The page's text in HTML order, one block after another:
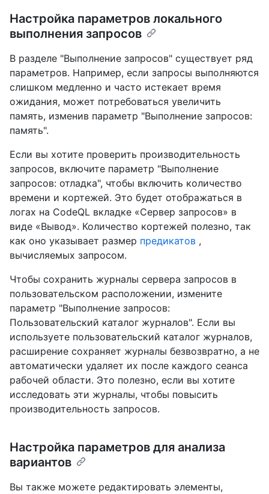
Настройка параметров локального
выполнения запросов
В разделе "Выполнение запросов" существует ряд
параметров. Например, если запросы выполняются
слишком медленно и часто истекает время
ожидания, может потребоваться увеличить
память, изменив параметр "Выполнение запросов:
память".
Если вы хотите проверить производительность
запросов, включите параметр "Выполнение
запросов: отладка", чтобы включить количество
времени и кортежей. Это будет отображаться в
логах на CodeQL вкладке «Сервер запросов» в
виде «Вывод». Количество кортежей полезно, так
как оно указывает размер предикатов ,
вычисляемых запросом.
Чтобы сохранить журналы сервера запросов в
пользовательском расположении, измените
параметр "Выполнение запросов:
Пользовательский каталог журналов". Если вы
используете пользовательский каталог журналов,
расширение сохраняет журналы безвозвратно, а не
автоматически удаляет их после каждого сеанса
рабочей области. Это полезно, если вы хотите
исследовать эти журналы, чтобы повысить
производительность запросов.
Настройка параметров для анализа
вариантов
Вы также можете редактировать элементы,